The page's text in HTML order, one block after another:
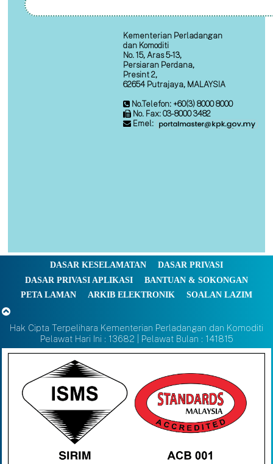
Kementerian Perladangan
dan Komoditi
No. 15, Aras 5-13,
Persiaran Perdana,
Presint 2,
62654 Putrajaya, MALAYSIA
No.Telefon: +60(3) 8000 8000
No. Fax: 03-8000 3482
Emel:
DASAR KESELAMATAN
DASAR PRIVASI
DASAR PRIVASI APLIKASI
BANTUAN & SOKONGAN
PETA LAMAN
ARKIB ELEKTRONIK SOALAN LAZIM
Hak Cipta Terpelihara Kementerian Perladangan dan Komoditi
Pelawat Hari Ini : 13682 | Pelawat Bulan : 141815